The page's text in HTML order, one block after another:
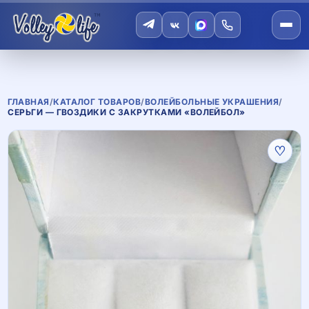
ГЛАВНАЯ/КАТАЛОГ ТОВАРОВ/ВОЛЕЙБОЛЬНЫЕ УКРАШЕНИЯ/
СЕРЬГИ — ГВОЗДИКИ С ЗАКРУТКАМИ «ВОЛЕЙБОЛ»
♡